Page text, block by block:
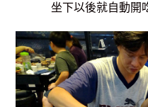
坐下以後就自動開